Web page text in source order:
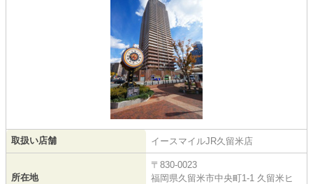
取扱い店舗 イースマイルJR久留米店
所在地
〒830-0023
福岡県久留米市中央町1-1 久留米ヒ